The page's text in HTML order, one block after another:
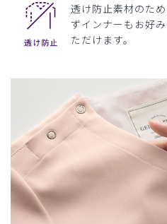
透け防止素材のた
ずインナーもお好
ただけます。